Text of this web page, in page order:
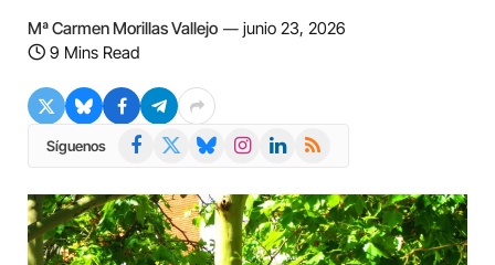
Mª Carmen Morillas Vallejo
junio 23, 2026
9 Mins Read
Síguenos Facebook BlueskyInstagramLinkedIn
RSS